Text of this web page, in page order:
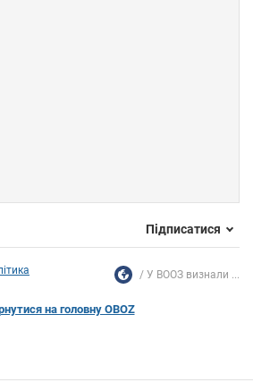
Підписатися
У ВООЗ визнали ...
на головну OBOZ